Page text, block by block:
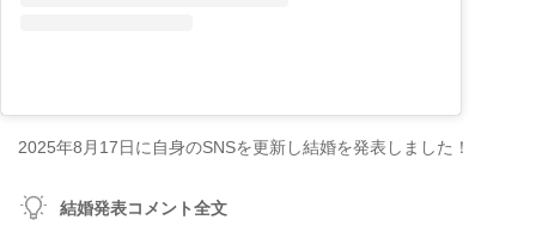
2025年8月17日に自身のSNSを更新し結婚を発表しました！
結婚発表コメント全文